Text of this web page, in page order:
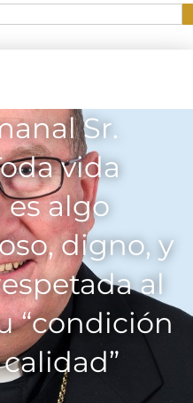
Sr.
vida
algo
digno, y
al
“condición